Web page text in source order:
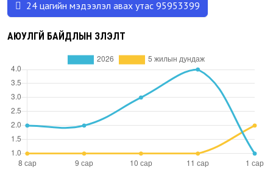
24 цагийн мэдээлэл авах утас 95953399
АЮУЛГҮЙ БАЙДЛЫН ҮЗҮҮЛЭЛТ